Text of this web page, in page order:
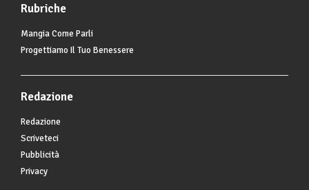
Rubriche
Mangia Come Parli
Progettiamo Il Tuo Benessere
Redazione
Redazione
Scriveteci
Pubblicità
Privacy